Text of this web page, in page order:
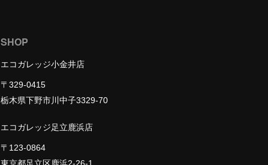
SHOP
エコガレッジ小金井店
〒329-0415
栃木県下野市川中子3329-70
エコガレッジ足立鹿浜店
〒123-0864